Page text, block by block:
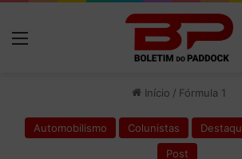
Início / Fórmula 1
Automobilismo Colunistas
Post